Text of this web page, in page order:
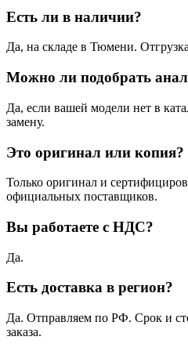
Есть ли в наличии?
Да, на складе в Тюмени.
Можно ли подобрать
Да, если вашей модели нет в
замену.
Это оригинал или копия?
Только оригинал и
официальных поставщиков.
Вы работаете с НДС?
Да.
Есть доставка в регион?
Да. Отправляем по РФ. Срок и
заказа.